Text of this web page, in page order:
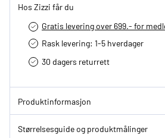
Hos Zizzi får du
Gratis levering over 699.- for
Rask levering: 1-5 hverdager
30 dagers returrett
Produktinformasjon
Størrelsesguide og produktmålinger